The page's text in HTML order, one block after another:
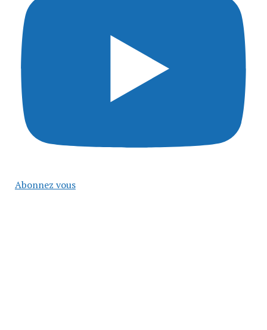
Abonnez vous